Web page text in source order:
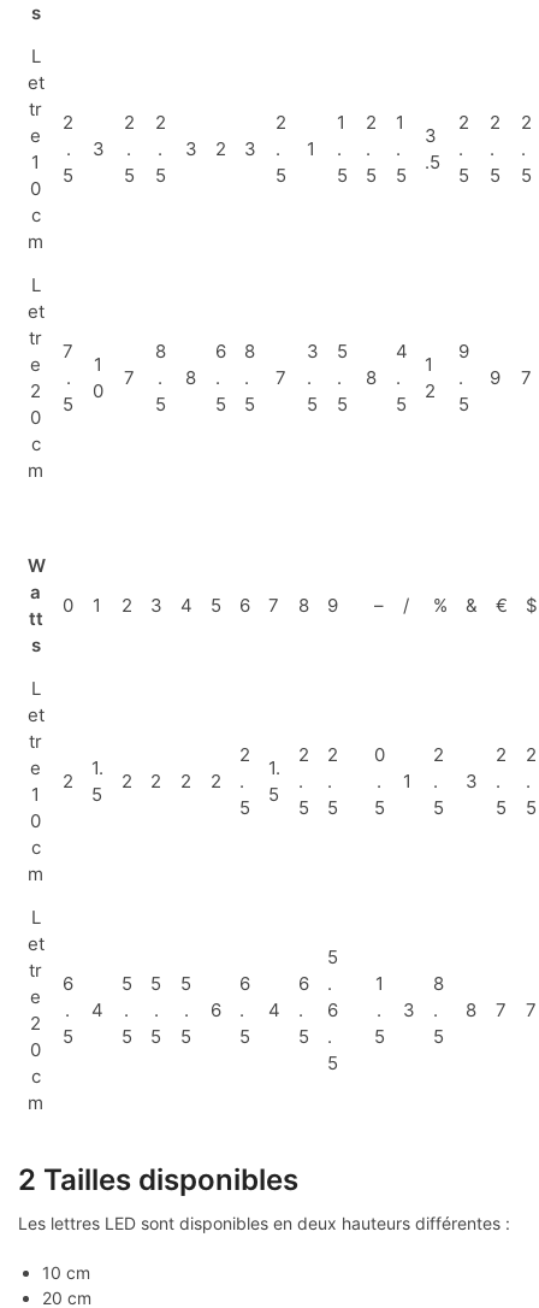
s
L
et
tr
e
1
0
c
m
2
.
5
3
2
.
5
2
.
5
3 2 3
2
.
5
1
1
.
5
2
.
5
1
.
5
3
.5
2
.
5
2
.
5
2
.
5
L
et
tr
e
2
0
c
m
7
.
5
1
0
7
8
.
5
8
6
.
5
8
.
5
7
3
.
5
5
.
5
8
4
.
5
1
2
9
.
5
9 7
W
a
tt
s
0 1 2 3 4 5 6 7 8 9 – / % & € $
L
et
tr
e
1
0
c
m
2
1.
5
2 2 2 2
2
.
5
1.
5
2
.
5
2
.
5
0
.
5
1
2
.
5
3
2
.
5
2
.
5
L
et
tr
e
2
0
c
m
6
.
5
4
5
.
5
5
.
5
5
.
5
6
6
.
5
4
6
.
5
5
.
6
.
5
1
.
5
3
8
.
5
8 7 7
2 Tailles disponibles
Les lettres LED sont disponibles en deux hauteurs différentes :
10 cm
20 cm